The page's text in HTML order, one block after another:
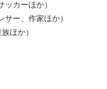
ッカーほか）
サー、作家ほか）
ほか）